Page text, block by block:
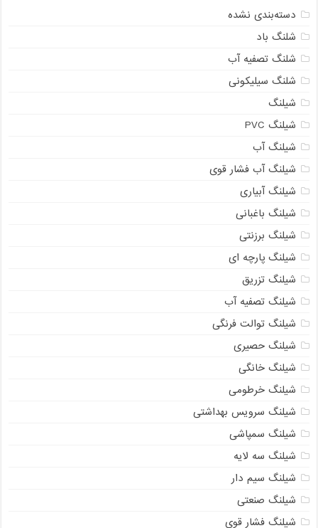
دسته‌بندی نشده
شلنگ باد
شلنگ تصفیه آب
شلنگ سیلیکونی
شیلنگ
شیلنگ PVC
شیلنگ آب
شیلنگ آب فشار قوی
شیلنگ آبیاری
شیلنگ باغبانی
شیلنگ برزنتی
شیلنگ پارچه ای
شیلنگ تزریق
شیلنگ تصفیه آب
شیلنگ توالت فرنگی
شیلنگ حصیری
شیلنگ خانگی
شیلنگ خرطومی
شیلنگ سرویس بهداشتی
شیلنگ سمپاشی
شیلنگ سه لایه
شیلنگ سیم دار
شیلنگ صنعتی
شیلنگ فشار قوی